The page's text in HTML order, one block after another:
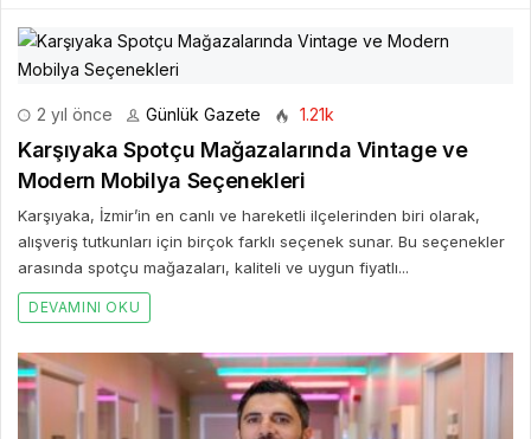
2 yıl önce Günlük Gazete 1.21k
Karşıyaka Spotçu Mağazalarında Vintage ve
Modern Mobilya Seçenekleri
Karşıyaka, İzmir’in en canlı ve hareketli ilçelerinden biri olarak,
alışveriş tutkunları için birçok farklı seçenek sunar. Bu seçenekler
arasında spotçu mağazaları, kaliteli ve uygun fiyatlı...
DEVAMINI OKU